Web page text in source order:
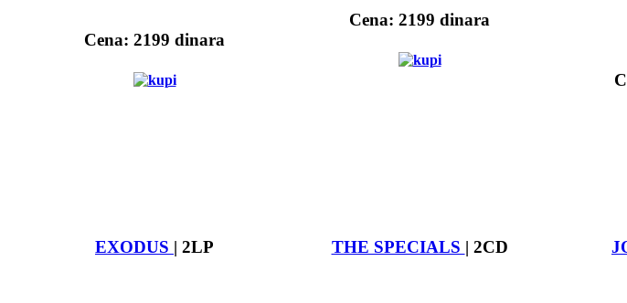
Cena: 2199 dinara
Cena: 2199 dinara
EXODUS | 2LP THE SPECIALS | 2CD